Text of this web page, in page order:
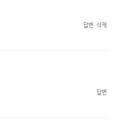
답변 삭제
답변